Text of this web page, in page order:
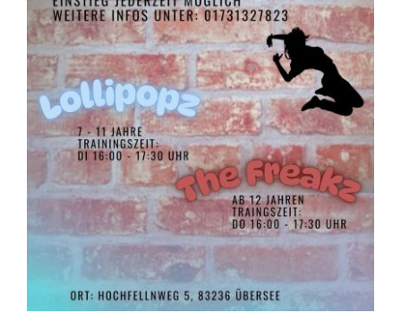
Hip-Hop Streetdance beim
TSV Übersee